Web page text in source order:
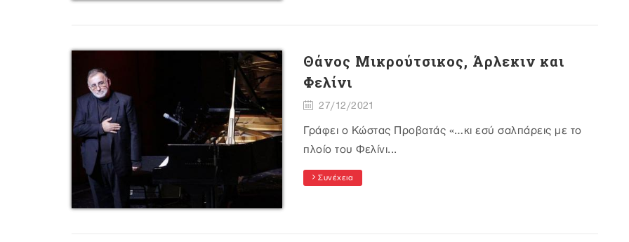
Θάνος Μικρούτσικος, Άρλεκιν και
Φελίνι
27/12/2021
Γράφει ο Κώστας Προβατάς «…κι εσύ σαλπάρεις με το
πλοίο του Φελίνι...
Συνέχεια